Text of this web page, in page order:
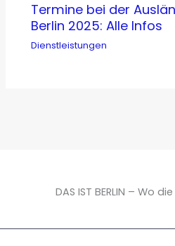
Termine bei der
Berlin 2025: Alle Infos
Dienstleistungen
DAS IST BERLIN – Wo